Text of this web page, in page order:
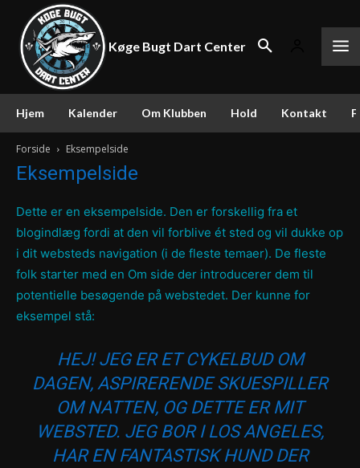
Køge Bugt Dart Center
Hjem Kalender Om Klubben Hold Kontakt
Forside Eksempelside
Eksempelside
Dette er en eksempelside. Den er forskellig fra et
blogindlæg fordi at den vil forblive ét sted og vil dukke op
i dit websteds navigation (i de fleste temaer). De fleste
folk starter med en Om side der introducerer dem til
potentielle besøgende på webstedet. Der kunne for
eksempel stå:
HEJ! JEG ER ET CYKELBUD OM
DAGEN, ASPIRERENDE SKUESPILLER
OM NATTEN, OG DETTE ER MIT
WEBSTED. JEG BOR I LOS ANGELES,
HAR EN FANTASTISK HUND DER